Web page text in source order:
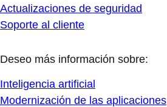
Actualizaciones de seguridad
Soporte al cliente
Deseo más información sobre:
Inteligencia artificial
Modernización de las aplicaciones